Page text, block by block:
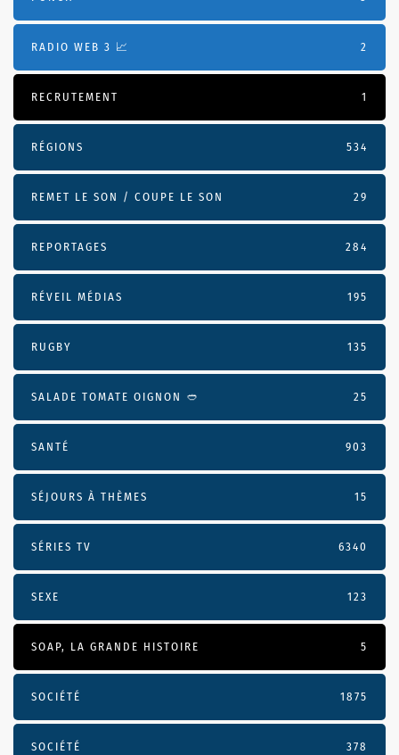
RADIO WEB 3 📈 2
RECRUTEMENT 1
RÉGIONS 534
REMET LE SON / COUPE LE SON 29
REPORTAGES 284
RÉVEIL MÉDIAS 195
RUGBY 135
SALADE TOMATE OIGNON 🥙 25
SANTÉ 903
SÉJOURS À THÈMES 15
SÉRIES TV 6340
SEXE 123
SOAP, LA GRANDE HISTOIRE 5
SOCIÉTÉ 1875
SOCIÉTÉ 378